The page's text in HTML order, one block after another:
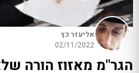
אליעזר כץ
02/11/2022
הגר"מ מאזוז הורה